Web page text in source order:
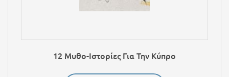
12 Μυθο-Ιστορίες Για Την Κύπρο